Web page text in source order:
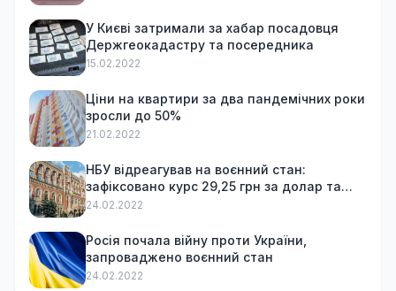
У Києві затримали за хабар посадовця
Держгеокадастру та посередника
15.02.2022
Ціни на квартири за два пандемічних роки
зросли до 50%
21.02.2022
НБУ відреагував на воєнний стан:
зафіксовано курс 29,25 грн за долар та
обмежив зняття готівки
24.02.2022
Росія почала війну проти України,
запроваджено воєнний стан
24.02.2022